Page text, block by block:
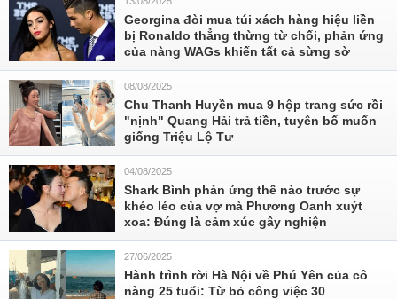
Georgina đòi mua túi xách hàng hiệu liền
bị Ronaldo thẳng thừng từ chối, phản ứng
của nàng WAGs khiến tất cả sừng sờ
08/08/2025
Chu Thanh Huyền mua 9 hộp trang sức rồi
"nịnh" Quang Hải trả tiền, tuyên bố muốn
giống Triệu Lộ Tư
04/08/2025
Shark Bình phản ứng thế nào trước sự
khéo léo của vợ mà Phương Oanh xuýt
xoa: Đúng là cảm xúc gây nghiện
27/06/2025
Hành trình rời Hà Nội về Phú Yên của cô
nàng 25 tuổi: Từ bỏ công việc 30